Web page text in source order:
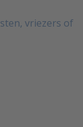
vriezers of